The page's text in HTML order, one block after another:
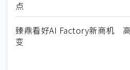
点
臻鼎看好AI Factory新商机
变